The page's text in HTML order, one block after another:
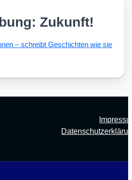
Zukunft!
– schreibt Geschich­ten wie sie